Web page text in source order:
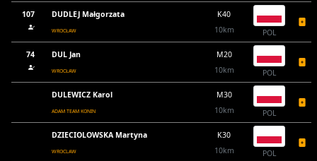
107 DUDLEJ Małgorzata
WROCŁAW
K40
10km
POL
74 DUL Jan
WROCŁAW
M20
10km
POL
DULEWICZ Karol
ADAM TEAM KONIN
M30
10km
POL
DZIECIOLOWSKA Martyna
WROCLAW
K30
10km
POL